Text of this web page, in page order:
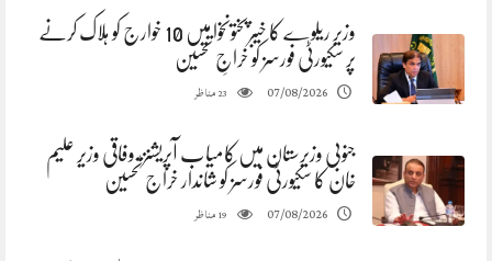
وزیر ریلوے کا خیبرپختونخوا میں 10 خوارج کو ہلاک کرنے
پر سکیورٹی فورسز کو خراجِ تحسین
07/08/2026
23مناظر
جنوبی وزیرستان میں کامیاب آپریشنز، وفاقی وزیر علیم
خان کا سکیورٹی فورسز کو شاندار خراج تحسین
07/08/2026
19مناظر